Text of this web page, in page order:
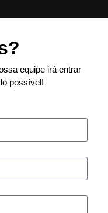
equipe irá entrar
possível!